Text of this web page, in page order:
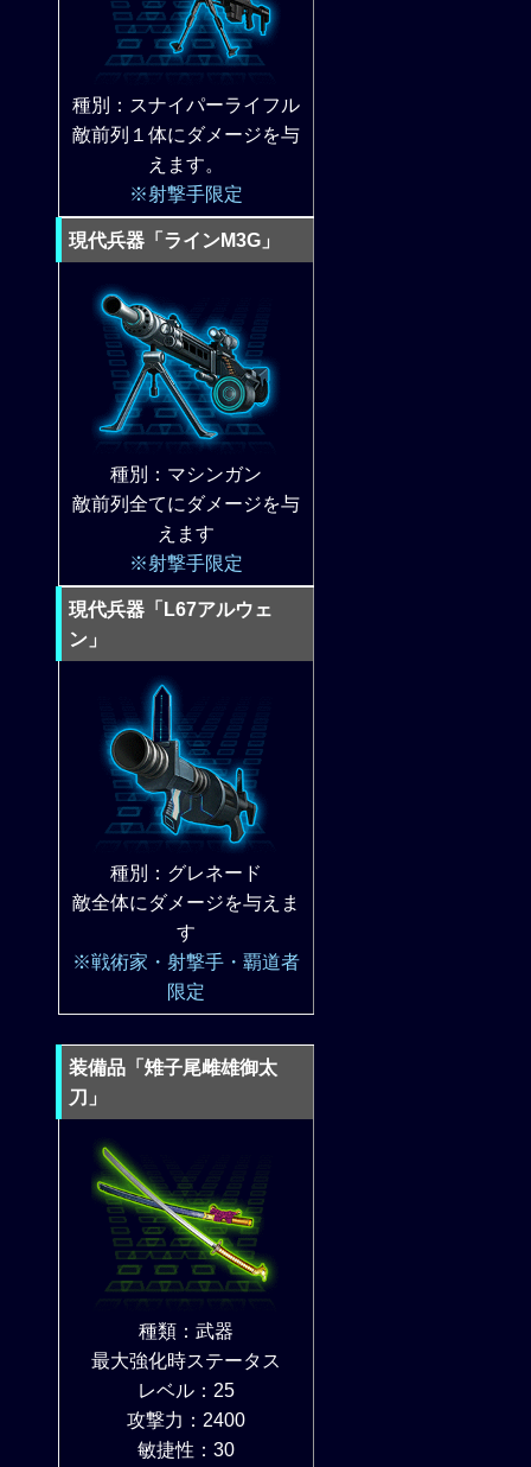
種別：スナイパーライフル
敵前列１体にダメージを与
えます。
※射撃手限定
現代兵器「ラインM3G」
種別：マシンガン
敵前列全てにダメージを与
えます
※射撃手限定
現代兵器「L67アルウェ
ン」
種別：グレネード
敵全体にダメージを与えま
す
※戦術家・射撃手・覇道者
限定
装備品「雉子尾雌雄御太
刀」
種類：武器
最大強化時ステータス
レベル：25
攻撃力：2400
敏捷性：30